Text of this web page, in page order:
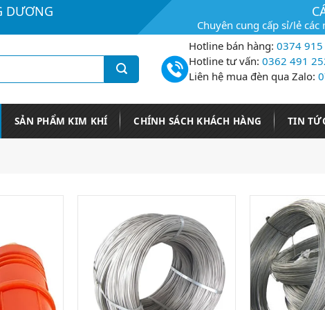
DƯƠNG
Chuyên cung cấp sỉ/lẻ
Hotline bán hàng: 0374 915
Hotline tư vấn: 0362 491
Liên hệ mua đèn qua Zalo:
SẢN PHẨM KIM KHÍ CHÍNH SÁCH KHÁCH HÀNG TIN